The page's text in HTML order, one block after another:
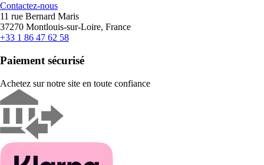
Contactez-nous
11 rue Bernard Maris
37270 Montlouis-sur-Loire, France
+33 1 86 47 62 58
Paiement sécurisé
Achetez sur notre site en toute confiance